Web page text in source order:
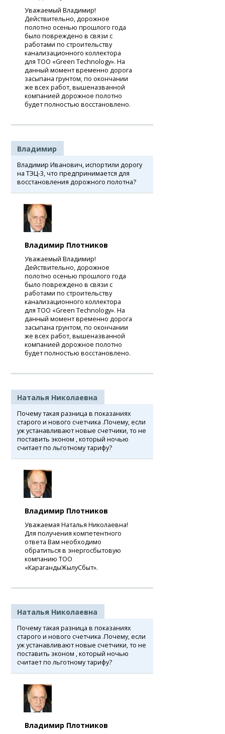
Уважаемый Владимир!
Действительно, дорожное
полотно осенью прошлого года
было повреждено в связи с
работами по строительству
канализационного коллектора
для ТОО «Green Technology». На
данный момент временно дорога
засыпана грунтом, по окончании
же всех работ, вышеназванной
компанией дорожное полотно
будет полностью восстановлено.
Владимир
Владимир Иванович, испортили дорогу
на ТЭЦ-3, что предпринимается для
восстановления дорожного полотна?
Владимир Плотников
Уважаемый Владимир!
Действительно, дорожное
полотно осенью прошлого года
было повреждено в связи с
работами по строительству
канализационного коллектора
для ТОО «Green Technology». На
данный момент временно дорога
засыпана грунтом, по окончании
же всех работ, вышеназванной
компанией дорожное полотно
будет полностью восстановлено.
Наталья Николаевна
Почему такая разница в показаниях
старого и нового счетчика .Почему, если
уж устанавливают новые счетчики, то не
поставить эконом , который ночью
считает по льготному тарифу?
Владимир Плотников
Уважаемая Наталья Николаевна!
Для получения компетентного
ответа Вам необходимо
обратиться в энергосбытовую
компанию ТОО
«КарагандыЖылуСбыт».
Наталья Николаевна
Почему такая разница в показаниях
старого и нового счетчика .Почему, если
уж устанавливают новые счетчики, то не
поставить эконом , который ночью
считает по льготному тарифу?
Владимир Плотников